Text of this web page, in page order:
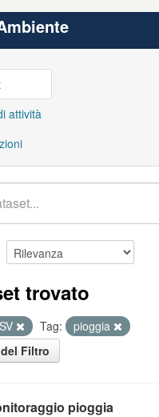
attività
trovato
Tag:
pioggia
Filtro
pioggia